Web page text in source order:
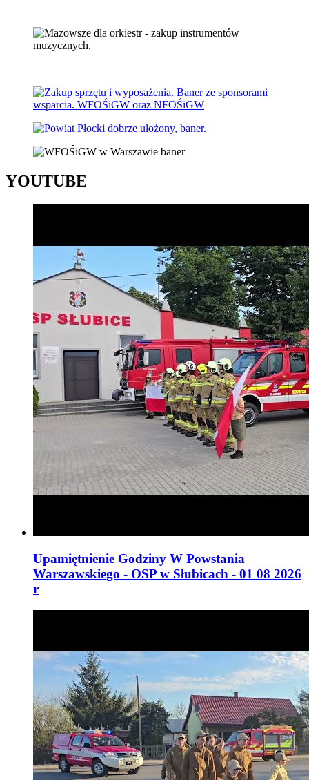
YOUTUBE
Upamiętnienie Godziny W Powstania
Warszawskiego - OSP w Słubicach - 01 08 2026
r